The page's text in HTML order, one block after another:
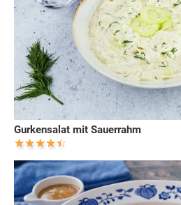
Gurkensalat mit Sauerrahm